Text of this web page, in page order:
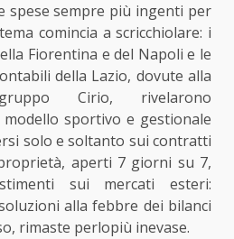
spese sempre più ingenti per
comincia a scricchiolare: i
Fiorentina e del Napoli e le
della Lazio, dovute alla
Cirio, rivelarono
modello sportivo e gestionale
solo e soltanto sui contratti
aperti 7 giorni su 7,
sui mercati esteri:
alla febbre dei bilanci
rimaste perlopiù inevase.